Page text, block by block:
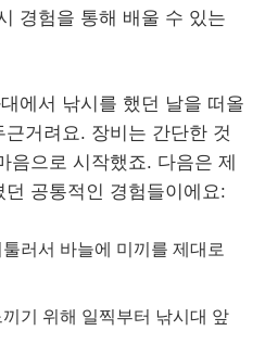
경험을 통해 배울 수 있는
에서 낚시를 했던 날을 떠올
거려요. 장비는 간단한 것
음으로 시작했죠. 다음은 제
공통적인 경험들이에요:
러서 바늘에 미끼를 제대로
기 위해 일찍부터 낚시대 앞